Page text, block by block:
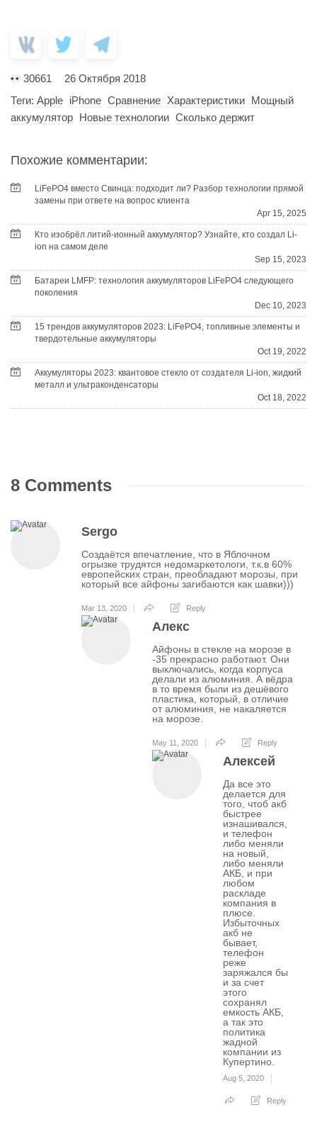
30661
26 Октября 2018
Теги: Apple iPhone Сравнение Характеристики Мощный
аккумулятор Новые технологии Сколько держит
Похожие комментарии:
LiFePO4 вместо Свинца: подходит ли? Разбор технологии прямой
замены при ответе на вопрос клиента
Apr 15, 2025
Кто изобрёл литий-ионный аккумулятор? Узнайте, кто создал Li-
ion на самом деле
Sep 15, 2023
Батареи LMFP: технология аккумуляторов LiFePO4 следующего
поколения
Dec 10, 2023
15 трендов аккумуляторов 2023: LiFePO4, топливные элементы и
твердотельные аккумуляторы
Oct 19, 2022
Аккумуляторы 2023: квантовое стекло от создателя Li-ion, жидкий
металл и ультраконденсаторы
Oct 18, 2022
8 Comments
Sergo
Создаётся впечатление, что в Яблочном
огрызке трудятся недомаркетологи, т.к.в 60%
европейских стран, преобладают морозы, при
который все айфоны загибаются как шавки)))
Mar 13, 2020 Reply
Алекс
Айфоны в стекле на морозе в
-35 прекрасно работают. Они
выключались, когда корпуса
делали из алюминия. А вёдра
в то время были из дешёвого
пластика, который, в отличие
от алюминия, не накаляется
на морозе.
May 11, 2020 Reply
Алексей
Да все это
делается для
того, чтоб акб
быстрее
изнашивался,
и телефон
либо меняли
на новый,
либо меняли
АКБ, и при
любом
раскладе
компания в
плюсе.
Избыточных
акб не
бывает,
телефон
реже
заряжался бы
и за счет
этого
сохранял
емкость АКБ,
а так это
политика
жадной
компании из
Купертино.
Aug 5, 2020
Reply